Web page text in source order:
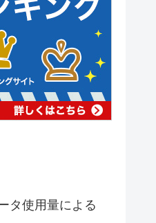
タ使用量による